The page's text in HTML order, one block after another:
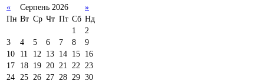
« Серпень 2026
»
Пн Вт Ср Чт Пт Сб Нд
1
2
3
4 5 6 7 8
9
10
11 12 13 14 15 16
17
18 19 20 21 22 23
24 25 26 27 28 29 30